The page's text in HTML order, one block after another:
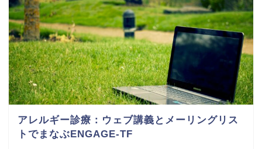
アレルギー診療：ウェブ講義とメーリングリス
トでまなぶENGAGE-TF